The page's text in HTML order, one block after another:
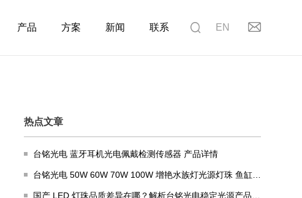
EN
产品 方案 新闻 联系
热点文章
台铭光电 蓝牙耳机光电佩戴检测传感器 产品详情
台铭光电 50W 60W 70W 100W 增艳水族灯光源灯珠 鱼缸水草 LED 灯珠 海水缸龙鱼珊瑚照明光源